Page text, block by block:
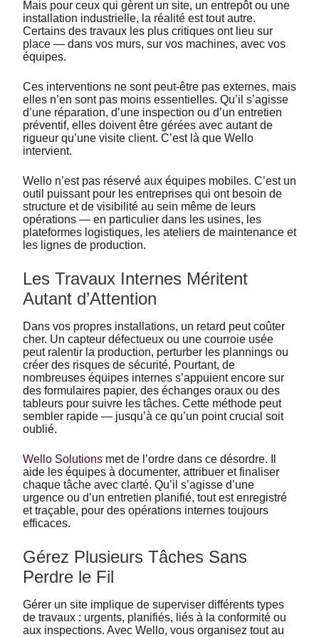
Mais pour ceux qui gèrent un site, un entrepôt ou une
installation industrielle, la réalité est tout autre.
Certains des travaux les plus critiques ont lieu sur
place — dans vos murs, sur vos machines, avec vos
équipes.
Ces interventions ne sont peut-être pas externes, mais
elles n’en sont pas moins essentielles. Qu’il s’agisse
d’une réparation, d’une inspection ou d’un entretien
préventif, elles doivent être gérées avec autant de
rigueur qu’une visite client. C’est là que Wello
intervient.
Wello n’est pas réservé aux équipes mobiles. C’est un
outil puissant pour les entreprises qui ont besoin de
structure et de visibilité au sein même de leurs
opérations — en particulier dans les usines, les
plateformes logistiques, les ateliers de maintenance et
les lignes de production.
Les Travaux Internes Méritent
Autant d’Attention
Dans vos propres installations, un retard peut coûter
cher. Un capteur défectueux ou une courroie usée
peut ralentir la production, perturber les plannings ou
créer des risques de sécurité. Pourtant, de
nombreuses équipes internes s’appuient encore sur
des formulaires papier, des échanges oraux ou des
tableurs pour suivre les tâches. Cette méthode peut
sembler rapide — jusqu’à ce qu’un point crucial soit
oublié.
Wello Solutions met de l’ordre dans ce désordre. Il
aide les équipes à documenter, attribuer et finaliser
chaque tâche avec clarté. Qu’il s’agisse d’une
urgence ou d’un entretien planifié, tout est enregistré
et traçable, pour des opérations internes toujours
efficaces.
Gérez Plusieurs Tâches Sans
Perdre le Fil
Gérer un site implique de superviser différents types
de travaux : urgents, planifiés, liés à la conformité ou
aux inspections. Avec Wello, vous organisez tout au